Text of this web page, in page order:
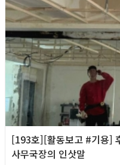
[193호][활동보고 #기용]
사무국장의 인삿말